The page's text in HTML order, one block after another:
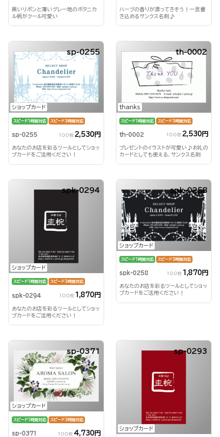
黒いリボンと薄いグレー地のボタニカ
ル柄がクール可愛い
ハーブの香りが漂ってきそう！一言書
き込めるサンクス名刺♪
ショップカード
sp-0255
スピード1時間対応 スピード3時間対応
sp-0255 100枚 2,530円
あなたのお店を彩るツールとしてショッ
プカードをご活用ください！
thanks
th-0002
スピード1時間対応 スピード3時間対応
th-0002 100枚 2,530円
プレゼントのイラストが可愛い♪お礼の
カードとしても使える、サンクス名刺
ショップカード
spk-0294
スピード1時間対応 スピード3時間対応
spk-0294 100枚 1,870円
あなたのお店を彩るツールとしてショッ
プカードをご活用ください！
ショップカード
spk-0258
スピード1時間対応 スピード3時間対応
spk-0258 100枚 1,870円
あなたのお店を彩るツールとしてショッ
プカードをご活用ください！
ショップカード
sp-0371
スピード1時間対応 スピード3時間対応
sp-0371 100枚 4,730円
ショップカード
sp-0293